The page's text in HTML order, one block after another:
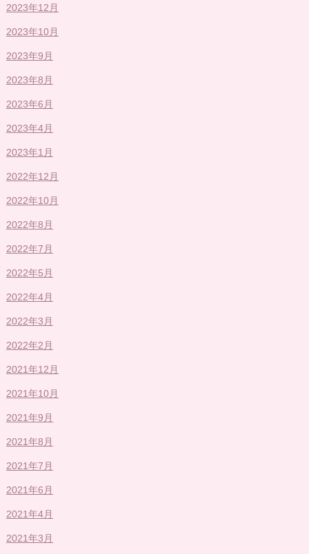
2023年12月
2023年10月
2023年9月
2023年8月
2023年6月
2023年4月
2023年1月
2022年12月
2022年10月
2022年8月
2022年7月
2022年5月
2022年4月
2022年3月
2022年2月
2021年12月
2021年10月
2021年9月
2021年8月
2021年7月
2021年6月
2021年4月
2021年3月